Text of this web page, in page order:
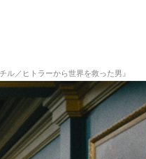
／ヒトラーから世界を救った男』